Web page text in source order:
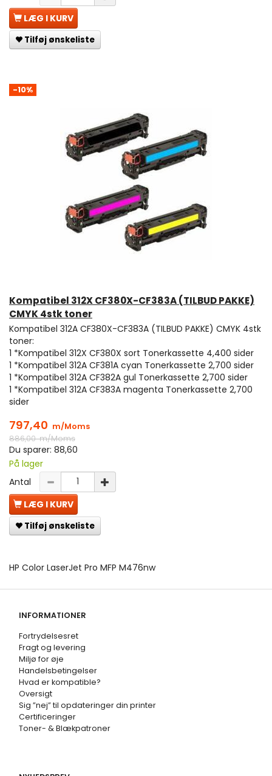
LÆG I KURV
Tilføj ønskeliste
-10%
Kompatibel 312X CF380X-CF383A (TILBUD PAKKE)
CMYK 4stk toner
Kompatibel 312A CF380X-CF383A (TILBUD PAKKE) CMYK 4stk
toner:
1 *Kompatibel 312X CF380X sort Tonerkassette 4,400 sider
1 *Kompatibel 312A CF381A cyan Tonerkassette 2,700 sider
1 *Kompatibel 312A CF382A gul Tonerkassette 2,700 sider
1 *Kompatibel 312A CF383A magenta Tonerkassette 2,700
sider
797,40 m/Moms
886,00m/Moms
Du sparer: 88,60
På lager
Antal
LÆG I KURV
Tilføj ønskeliste
HP Color LaserJet Pro MFP M476nw
INFORMATIONER
Fortrydelsesret
Fragt og levering
Miljø for øje
Handelsbetingelser
Hvad er kompatible?
Oversigt
Sig ”nej” til opdateringer din printer
Certificeringer
Toner- & Blækpatroner